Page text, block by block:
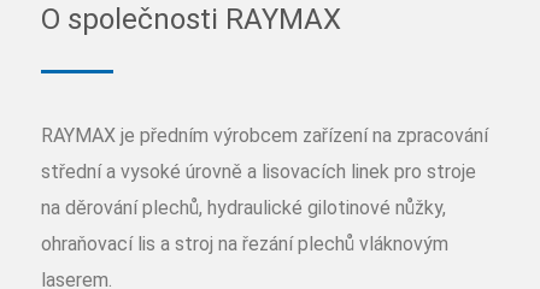
O společnosti RAYMAX
RAYMAX je předním výrobcem zařízení na zpracování
střední a vysoké úrovně a lisovacích linek pro stroje
na děrování plechů, hydraulické gilotinové nůžky,
ohraňovací lis a stroj na řezání plechů vláknovým
laserem.